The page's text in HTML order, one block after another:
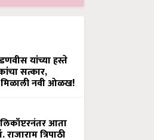
यांच्या हस्ते
सत्कार,
मिळाली नवी ओळख!
आता
त्रिपाठी